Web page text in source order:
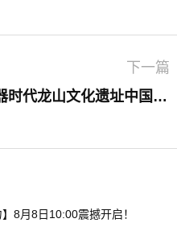
下一篇
山西晋城发现一处新石器时代龙山文化遗址中国古代新石器时代
8月8日10:00震撼开启！​